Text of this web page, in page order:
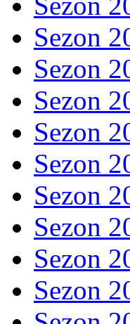
Sezon
Sezon
Sezon
Sezon
Sezon
Sezon
Sezon
Sezon
Sezon